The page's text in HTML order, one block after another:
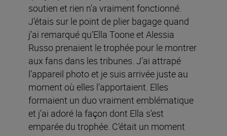
soutien et rien n’a vraiment fonctionné.
J’étais sur le point de plier bagage quand
j’ai remarqué qu’Ella Toone et Alessia
Russo prenaient le trophée pour le montrer
aux fans dans les tribunes. J’ai attrapé
l’appareil photo et je suis arrivée juste au
moment où elles l’apportaient. Elles
formaient un duo vraiment emblématique
et j’ai adoré la façon dont Ella s’est
emparée du trophée. C’était un moment